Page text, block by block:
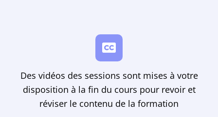
Des vidéos des sessions sont mises à votre
disposition à la fin du cours pour revoir et
réviser le contenu de la formation